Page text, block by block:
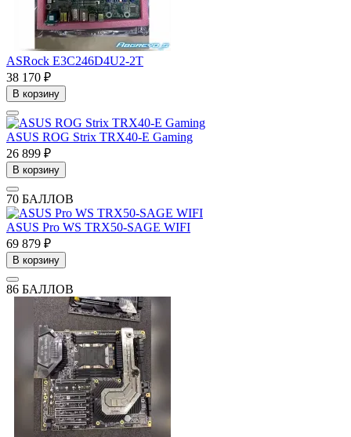
ASRock E3C246D4U2-2T
38 170 ₽
В корзину
ASUS ROG Strix TRX40-E Gaming
26 899 ₽
В корзину
70 БАЛЛОВ
ASUS Pro WS TRX50-SAGE WIFI
69 879 ₽
В корзину
86 БАЛЛОВ